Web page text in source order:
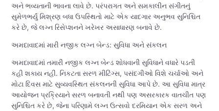
અને ભવ્યતાની ભાવના લાવે છે. પરંપરાગત અને સમકાલીન સંગીતનું
સુમેળભર્યું મિશ્રણ બધા ઉપસ્થિતો માટે એક યાદગાર અનુભવ સુનિશ્ચિત
કરે છે, જે લગ્ન રિસેપ્શનને ખરેખર અસાધારણ બનાવે છે.
અમદાવાદમાં મારી નજીક લગ્ન બેન્ડ: સુવિધા અને સંકલન
અમદાવાદમાં તમારી નજીક લગ્ન બેન્ડ શોધવાની સુવિધાને વધારે પડતી
કહી શકાય નહીં. નિકટતા સરળ મીટિંગ્સ, પસંદગીઓ વિશે ચર્ચાઓ અને
મોટા દિવસ માટે સુવ્યવસ્થિત સંકલનની સુવિધા આપે છે. આ સુવિધા માત્ર
આયોજન પ્રક્રિયાને સરળ બનાવતી નથી પણ અસરકારક વાતચીત પણ
સુનિશ્ચિત કરે છે, જેના પરિણામે લગ્ન ઉત્સવો દરમિયાન એક સરળ અને